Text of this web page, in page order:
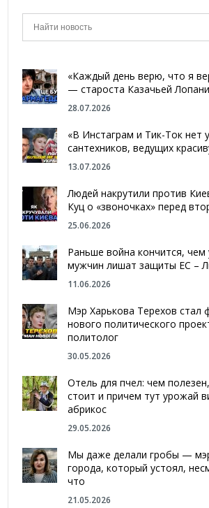
«Каждый день верю, что я
— староста Казачьей
28.07.2026
«В Инстаграм и Тик-Ток нет
сантехников, ведущих
13.07.2026
Людей накрутили против
Куц о «звоночках» перед
25.06.2026
Раньше война кончится, чем
мужчин лишат защиты ЕС –
11.06.2026
Мэр Харькова Терехов стал
нового политического
политолог
30.05.2026
Отель для пчел: чем
стоит и причем тут урожай
абрикос
29.05.2026
Мы даже делали гробы —
города, который устоял,
что
21.05.2026